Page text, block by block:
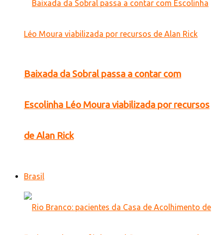
Baixada da Sobral passa a contar com
Escolinha Léo Moura viabilizada por recursos
de Alan Rick
Brasil